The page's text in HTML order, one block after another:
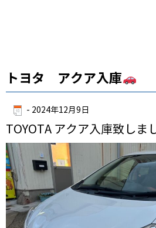
トヨタ アクア入庫
- 2024年12月9日
TOYOTA アクア入庫致しま